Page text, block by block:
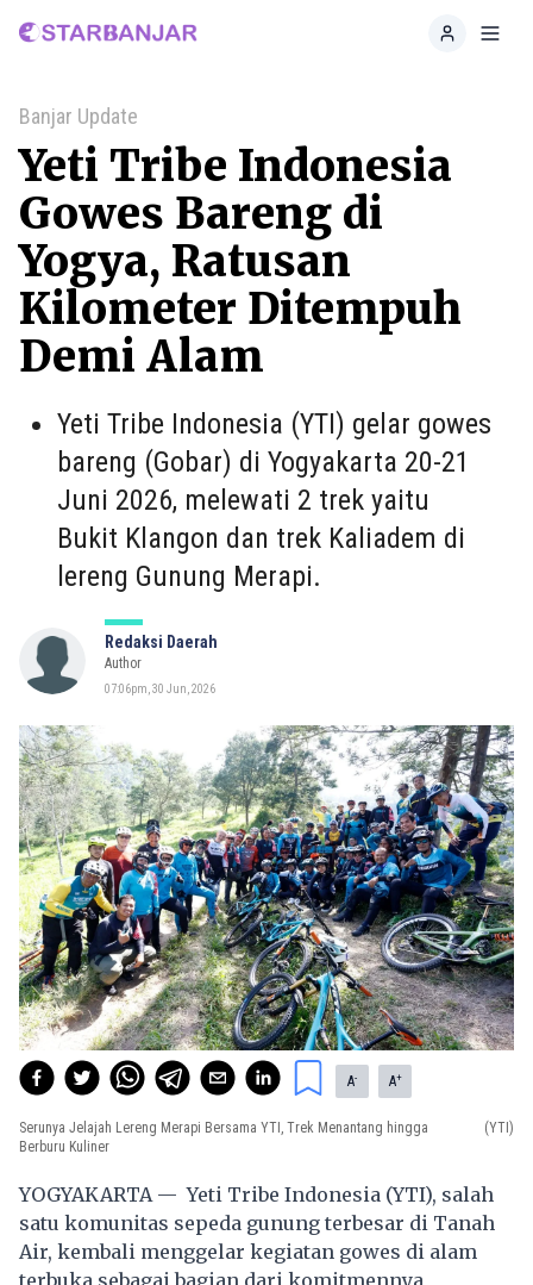
Home
Banjar Update
Yeti Tribe Indonesia
Gowes Bareng di
Yogya, Ratusan
Kilometer Ditempuh
Demi Alam
Yeti Tribe Indonesia (YTI) gelar gowes
bareng (Gobar) di Yogyakarta 20-21
Juni 2026, melewati 2 trek yaitu
Bukit Klangon dan trek Kaliadem di
lereng Gunung Merapi.
Redaksi Daerah
Author
07:06pm, 30 Jun, 2026
A- A+
Serunya Jelajah Lereng Merapi Bersama YTI, Trek Menantang hingga
Berburu Kuliner
(YTI)
YOGYAKARTA — Yeti Tribe Indonesia (YTI), salah
satu komunitas sepeda gunung terbesar di Tanah
Air, kembali menggelar kegiatan gowes di alam
terbuka sebagai bagian dari komitmennya